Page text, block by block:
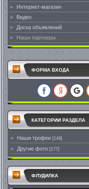
Интернет-магазин
Видео
Доска объявлений
Наши партнеры
ФОРМА ВХОДА
КАТЕГОРИИ РАЗДЕЛА
Наши трофеи [149]
Другие фото [177]
ФЛУДИЛКА